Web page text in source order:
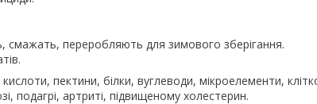
смажать, переробляють для зимового зберігання.
пектини, білки, вуглеводи, мікроелементи,
подагрі, артриті, підвищеному холестерин.